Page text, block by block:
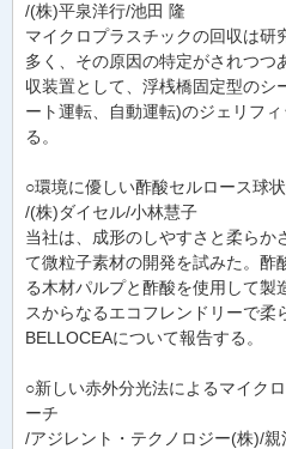
/(株)平泉洋行/池田 隆
マイクロプラスチックの回収は研
多く、その原因の特定がされつつ
収装置として、浮桟橋固定型のシ
ート運転、自動運転)のジェリフ
る。
○環境に優しい酢酸セルロース球
/(株)ダイセル/小林慧子
当社は、成形のしやすさと柔らか
て微粒子素材の開発を試みた。酢
る木材パルプと酢酸を使用して製
スからなるエコフレンドリーで柔
BELLOCEAについて報告する。
○新しい赤外分光法によるマイク
ーチ
/アジレント・テクノロジー(株)/親